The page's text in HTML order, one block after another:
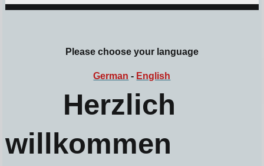
Please choose your language
German - English
Herzlich
willkommen